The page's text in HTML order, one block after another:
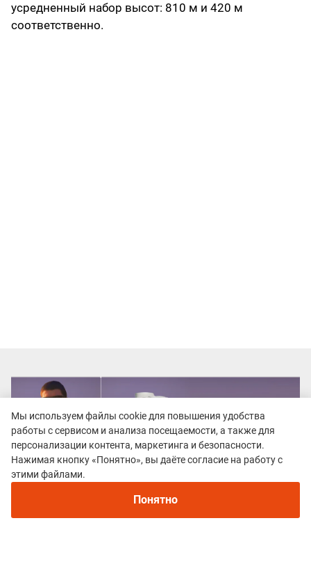
усредненный набор высот: 810 м и 420 м
соответственно.
Мы используем файлы cookie для повышения удобства
работы с сервисом и анализа посещаемости, а также для
персонализации контента, маркетинга и безопасности.
Нажимая кнопку «Понятно», вы даёте согласие на работу с
этими файлами.
Понятно